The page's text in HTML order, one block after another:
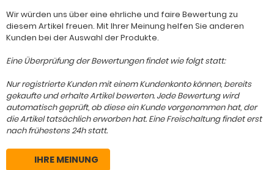
Wir würden uns über eine ehrliche und faire Bewertung zu
diesem Artikel freuen. Mit Ihrer Meinung helfen Sie anderen
Kunden bei der Auswahl der Produkte.
Eine Überprüfung der Bewertungen findet wie folgt statt:
Nur registrierte Kunden mit einem Kundenkonto können, bereits
gekaufte und erhalte Artikel bewerten. Jede Bewertung wird
automatisch geprüft, ob diese ein Kunde vorgenommen hat, der
die Artikel tatsächlich erworben hat. Eine Freischaltung findet erst
nach frühestens 24h statt.
IHRE MEINUNG